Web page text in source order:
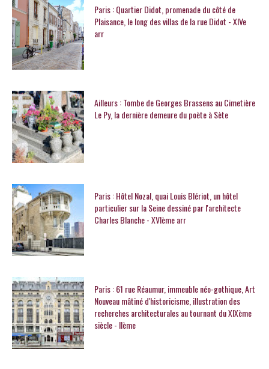
Paris : Quartier Didot, promenade du côté de
Plaisance, le long des villas de la rue Didot - XIVe
arr
Ailleurs : Tombe de Georges Brassens au Cimetière
Le Py, la dernière demeure du poète à Sète
Paris : Hôtel Nozal, quai Louis Blériot, un hôtel
particulier sur la Seine dessiné par l'architecte
Charles Blanche - XVIème arr
Paris : 61 rue Réaumur, immeuble néo-gothique, Art
Nouveau mâtiné d'historicisme, illustration des
recherches architecturales au tournant du XIXème
siècle - IIème